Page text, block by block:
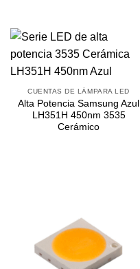
CUENTAS DE LÁMPARA LED
Alta Potencia Samsung Azul
LH351H 450nm 3535
Cerámico